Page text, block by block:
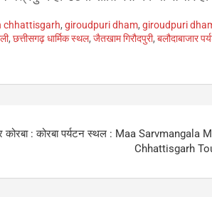
chhattisgarh, giroudpuri dham, giroudpuri
, छत्तीसगढ़ धार्मिक स्थल, जैतखाम गिरौदपुरी, बलौदाबाजार
कोरबा : कोरबा पर्यटन स्थल : Maa Sarvmangala
Chhattisgarh